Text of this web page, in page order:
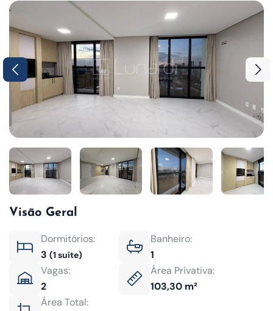
Visão Geral
Dormitórios:
3 (1 suíte)
Banheiro:
1
Vagas:
2
Área Privativa:
103,30 m²
Área Total: